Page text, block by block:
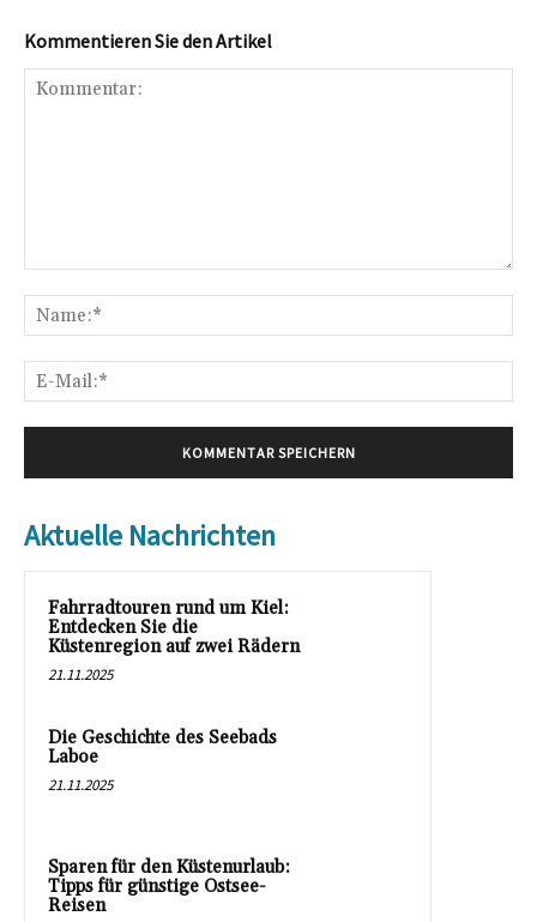
Kommentieren Sie den Artikel
Aktuelle Nachrichten
Fahrradtouren rund um Kiel:
Entdecken Sie die
Küstenregion auf zwei Rädern
21.11.2025
Die Geschichte des Seebads
Laboe
21.11.2025
Sparen für den Küstenurlaub:
Tipps für günstige Ostsee-
Reisen